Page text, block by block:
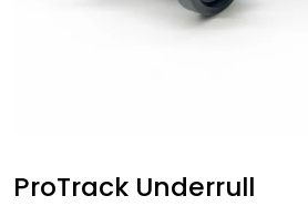
ProTrack Underrull